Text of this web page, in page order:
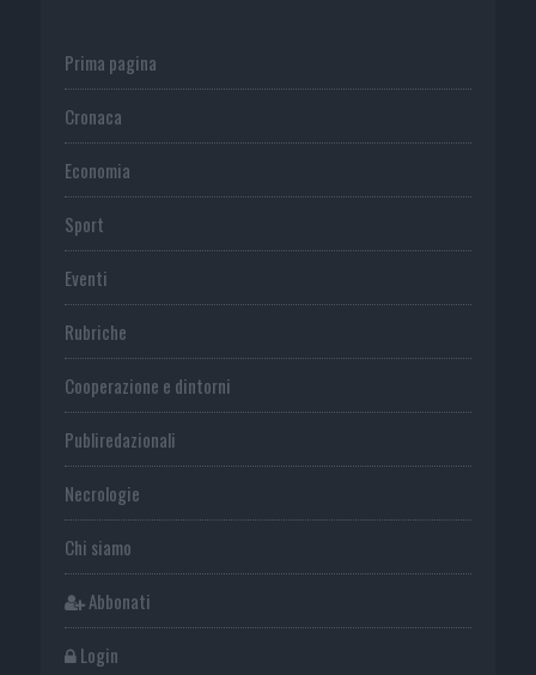
Prima pagina
Cronaca
Economia
Sport
Eventi
Rubriche
Cooperazione e dintorni
Publiredazionali
Necrologie
Chi siamo
Abbonati
Login